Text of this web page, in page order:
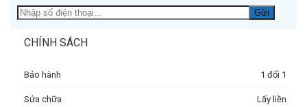
CHÍNH SÁCH
Bảo hành 1 đổi 1
Sửa chữa Lấy liền